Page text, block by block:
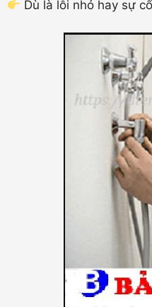
Dù là lỗi nhỏ hay sự